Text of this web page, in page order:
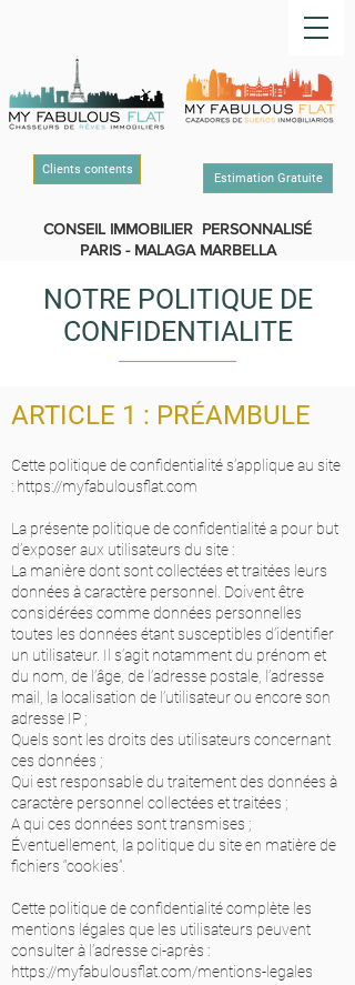
Clients contents
Estimation Gratuite
CONSEIL IMMOBILIER PERSONNALISÉ
PARIS - MALAGA MARBELLA
NOTRE POLITIQUE DE
CONFIDENTIALITE
ARTICLE 1 : PRÉAMBULE
Cette politique de confidentialité s’applique au site
: https://myfabulousflat.com
La présente politique de confidentialité a pour but
d’exposer aux utilisateurs du site :
La manière dont sont collectées et traitées leurs
données à caractère personnel. Doivent être
considérées comme données personnelles
toutes les données étant susceptibles d’identifier
un utilisateur. Il s’agit notamment du prénom et
du nom, de l’âge, de l’adresse postale, l’adresse
mail, la localisation de l’utilisateur ou encore son
adresse IP ;
Quels sont les droits des utilisateurs concernant
ces données ;
Qui est responsable du traitement des données à
caractère personnel collectées et traitées ;
A qui ces données sont transmises ;
Éventuellement, la politique du site en matière de
fichiers “cookies”.
Cette politique de confidentialité complète les
mentions légales que les utilisateurs peuvent
consulter à l’adresse ci-après :
https://myfabulousflat.com/mentions-legales